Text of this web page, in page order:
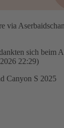
via
sich beim
22:29)
Canyon S 2025